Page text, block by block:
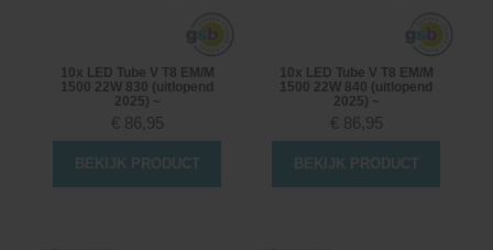
10x LED Tube V T8 EM/M
1500 22W 830 (uitlopend
2025) ~
€ 86,95
BEKIJK PRODUCT
10x LED Tube V T8 EM/M
1500 22W 840 (uitlopend
2025) ~
€ 86,95
BEKIJK PRODUCT